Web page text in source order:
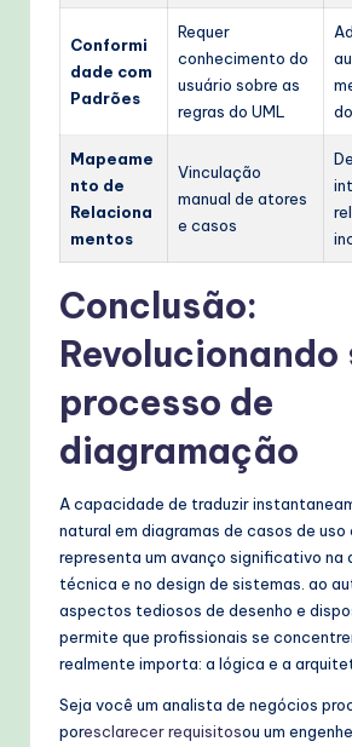
Conformi
dade com
Padrões
Requer
conhecimento do
usuário sobre as
regras do UML
Mapeame
nto de
Relaciona
mentos
Vinculação
manual de atores
e casos
Conclusão:
Revolucionando
processo de
diagramação
A capacidade de traduzir
natural em diagramas de casos de
representa um avanço significativo na
técnica e no design de sistemas. ao
aspectos tediosos de desenho e
permite que profissionais se
realmente importa: a lógica e a
Seja você um analista de negócios
poresclarecer requisitosou um